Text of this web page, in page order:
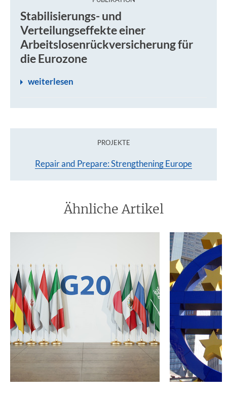
Stabilisierungs- und
Verteilungseffekte einer
Arbeitslosenrückversicherung für
die Eurozone
weiterlesen
PROJEKTE
Repair and Prepare: Strengthening Europe
Ähnliche Artikel